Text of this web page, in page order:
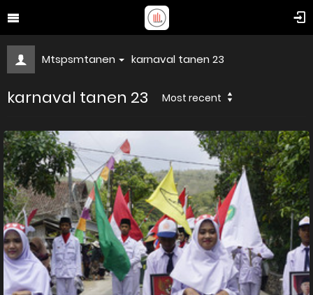
Mtspsmtanen karnaval tanen 23
karnaval tanen 23 Most recent